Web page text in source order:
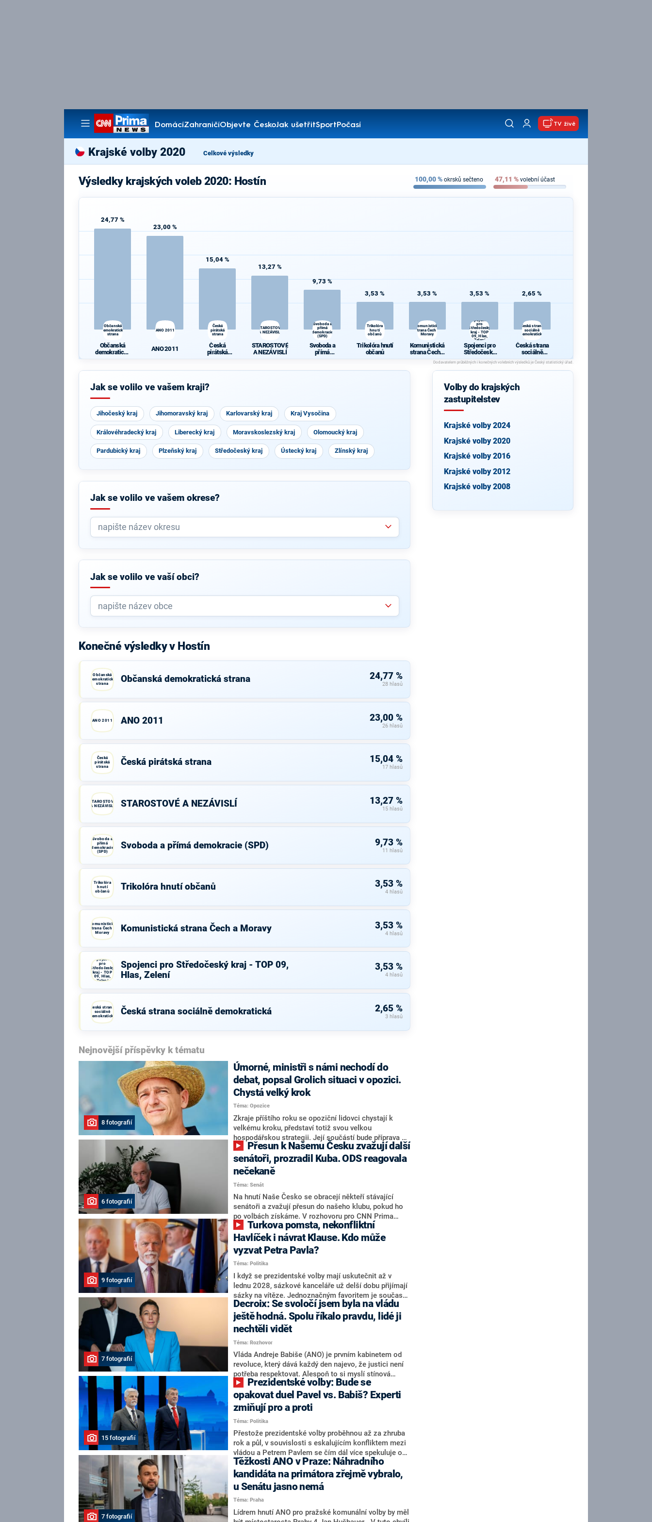
DomácíZahraničíObjevte ČeskoJak ušetřitSportPočasí
Pořady
TV živě
Krajské volby 2020 Celkové výsledky
Výsledky krajských voleb 2020: Hostín 100,00% okrsků sečteno 47,11 % volební účast
24,77 %
Občanská
demokratická
strana
Občanská
demokratická
23,00 %
ANO 2011
ANO 2011
15,04 %
Česká
pirátská
strana
Česká
pirátská
13,27 %
STAROSTOVÉ
A NEZÁVISLÍ
STAROSTOVÉ
A NEZÁVISLÍ
9,73 %
Svoboda a
přímá
demokracie
(SPD)
Svoboda a
přímá
3,53 %
Trikolóra
hnutí
občanů
Trikolóra hnutí
občanů
3,53 %
Komunistická
strana Čech a
Moravy
Komunistická
strana Čech a
Moravy
3,53 %
Spojenci
pro
Středočeský
kraj - TOP
09, Hlas,
Zelení
Spojenci pro
Středočeský
kraj - TOP 09,
Hlas, Zelení
2,65 %
Česká strana
sociálně
demokratická
Česká strana
sociálně
demokratická
Jak se volilo ve vašem kraji?
Jihočeský kraj Jihomoravský kraj Karlovarský kraj Kraj Vysočina
Královéhradecký kraj Liberecký kraj Moravskoslezský kraj Olomoucký kraj
Pardubický kraj Plzeňský kraj Středočeský kraj Ústecký kraj Zlínský kraj
Jak se volilo ve vašem okrese?
Jak se volilo ve vaší obci?
Konečné výsledky v Hostín
Občanská
demokratická
strana
Občanská demokratická strana 24,77 %
28 hlasů
ANO 2011 ANO 2011 23,00 %
26 hlasů
Česká
pirátská
strana
Česká pirátská strana 15,04 %
17 hlasů
STAROSTOVÉ
A NEZÁVISLÍ
STAROSTOVÉ A NEZÁVISLÍ 13,27 %
15 hlasů
Svoboda a
přímá
demokracie
(SPD)
Svoboda a přímá demokracie (SPD) 9,73 %
11 hlasů
Trikolóra
hnutí
občanů
Trikolóra hnutí občanů 3,53 %
4 hlasů
Komunistická
strana Čech a
Moravy
Komunistická strana Čech a Moravy 3,53 %
4 hlasů
Spojenci
pro
Středočeský
kraj - TOP
09, Hlas,
Zelení
Spojenci pro Středočeský kraj - TOP 09,
Hlas, Zelení
3,53 %
4 hlasů
Česká strana
sociálně
demokratická
Česká strana sociálně demokratická 2,65 %
3 hlasů
Nejnovější příspěvky k tématu
8 fotografií
Úmorné, ministři s námi nechodí do
debat, popsal Grolich situaci v opozici.
Chystá velký krok
Téma: Opozice
Zkraje příštího roku se opoziční lidovci chystají k
velkému kroku, představí totiž svou velkou
hospodářskou strategii. Její součástí bude příprava na
stárnutí populace, řekl ve středu na setkání s novináři
nový předseda lidovců Jan Grolich. Ten zároveň v
senátních volbách kandiduje ve Vyškově. Popsal i
aktivitu opozice, o níž vládní strany nebo političtí
komentátoři mluví jako o slabé a v defenzivě. „Je to
úmorná práce upozorňovat na chyby vlády. Ministři s
námi navíc nechodí do debat. Chceme ale ukazovat
svoje témata,“ odpověděl Grolich na dotaz CNN Prima
NEWS.
6 fotografií
senátoři, prozradil Kuba. ODS reagovala
nečekaně
Téma: Senát
Na hnutí Naše Česko se obracejí někteří stávající
senátoři a zvažují přesun do našeho klubu, pokud ho
po volbách získáme. V rozhovoru pro CNN Prima
NEWS to řekl zakladatel hnutí a jihočeský hejtman
Martin Kuba. Konkrétní nebyl, ale získat by takto mohl
například senátora Zdeňka Hrabu, který je dnes
součástí klubu ODS a TOP 09. Hraba to na dotaz
redakce nevyloučil. Předseda klubu senátorů ODS
Zdeněk Nytra redakci řekl, že počítá s odchodem
některých senátorů z klubu a že Naše Česko není
nepřítel, ale soupeř.
9 fotografií
Havlíček i návrat Klause. Kdo může
vyzvat Petra Pavla?
Téma: Politika
I když se prezidentské volby mají uskutečnit až v
lednu 2028, sázkové kanceláře už delší dobu přijímají
sázky na vítěze. Jednoznačným favoritem je současná
hlava státu Petr Pavel. Daleko za ním pak bookmakeři
zmiňují dva výrazné politiky ANO, tedy premiéra
Andreje Babiše a ministra průmyslu Karla Havlíčka.
Oblíbeným tipem samotných sázkařů je poslanec za
Motoristy Filip Turek. Politolog Jan Kubáček nicméně
o případné kandidatuře kohokoliv ze zmíněné trojice
značně pochybuje. Podle něj současná koalice dosud
nemá osobu, která by Pavlovi mohla konkurovat.
7 fotografií
Decroix: Se svoločí jsem byla na vládu
ještě hodná. Spolu říkalo pravdu, lidé ji
nechtěli vidět
Téma: Rozhovor
Vláda Andreje Babiše (ANO) je prvním kabinetem od
revoluce, který dává každý den najevo, že justici není
potřeba respektovat. Alespoň to si myslí stínová
ministryně spravedlnosti ODS Eva Decroix. V
rozhovoru pro CNN Prima NEWS si nebrala servítky
ohledně politického výkonu svého nástupce Jeronýma
Tejce (za ANO) či vládní zmocněnkyně pro lidská
práva Taťány Malé (ANO). Označením „svoloč“ na
adresu vlády prý byla ještě hodná. Decroix se také
vrátila k volební porážce koalice Spolu či promluvila o
hnutí Naše Česko Martina Kuby.
15 fotografií
opakovat duel Pavel vs. Babiš? Experti
zmiňují pro a proti
Téma: Politika
Přestože prezidentské volby proběhnou až za zhruba
rok a půl, v souvislosti s eskalujícím konfliktem mezi
vládou a Petrem Pavlem se čím dál více spekuluje o
tom, koho by do bitvy o Hrad mohla vyslat současná
koalice. Někteří političtí komentátoři znovu vytahují
jméno premiéra Andreje Babiše (ANO). Jak moc je
pravděpodobné, že se v prezidentských volbách 2028
bude znovu opakovat souboj z roku 2023?
7 fotografií
Těžkosti ANO v Praze: Náhradního
kandidáta na primátora zřejmě vybralo,
u Senátu jasno nemá
Téma: Praha
Lídrem hnutí ANO pro pražské komunální volby by měl
Volby do krajských
zastupitelstev
Krajské volby 2024
Krajské volby 2020
Krajské volby 2016
Krajské volby 2012
Krajské volby 2008